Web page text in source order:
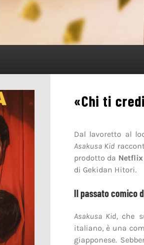
«Chi ti
Dal lavoretto al
Asakusa Kid
prodotto da Netflix
di Gekidan Hitori.
Il passato comico
Asakusa Kid, che
italiano, è una
giapponese.